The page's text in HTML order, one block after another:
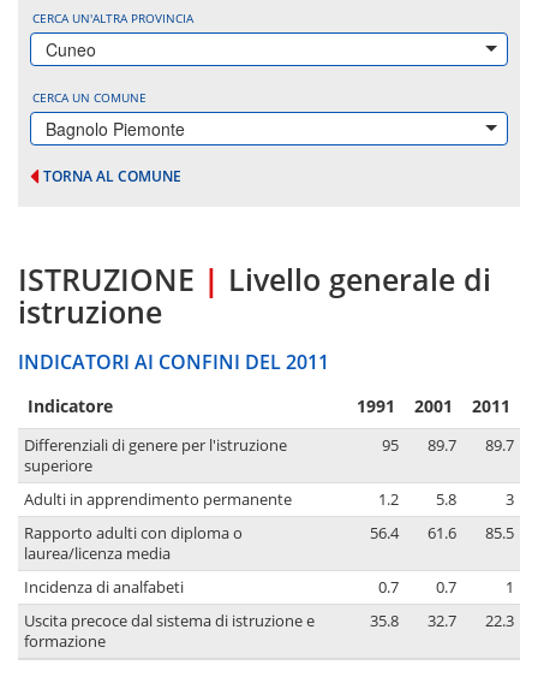
CERCA UN'ALTRA PROVINCIA
Cuneo
CERCA UN COMUNE
Bagnolo Piemonte
TORNA AL COMUNE
ISTRUZIONE | Livello generale di
istruzione
INDICATORI AI CONFINI DEL 2011
Indicatore 1991 2001 2011
Differenziali di genere per l'istruzione
superiore
95 89.7 89.7
Adulti in apprendimento permanente 1.2 5.8
3
Rapporto adulti con diploma o
laurea/licenza media
56.4 61.6 85.5
Incidenza di analfabeti 0.7 0.7
1
Uscita precoce dal sistema di istruzione e
formazione
35.8 32.7 22.3